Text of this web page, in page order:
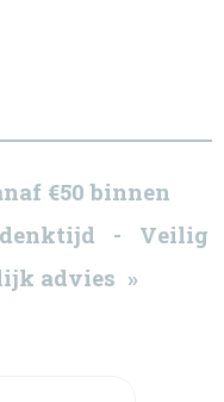
€50 binnen
- Veilig
advies »